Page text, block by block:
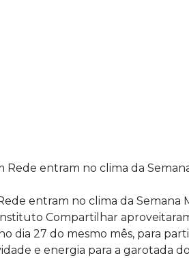
entram no clima da
Compartilhar
dia 27 do mesmo mês, para
e energia para a garotada